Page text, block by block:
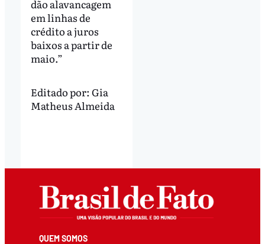
dão alavancagem
em linhas de
crédito a juros
baixos a partir de
maio.”
Editado por: Gia
Matheus Almeida
QUEM SOMOS